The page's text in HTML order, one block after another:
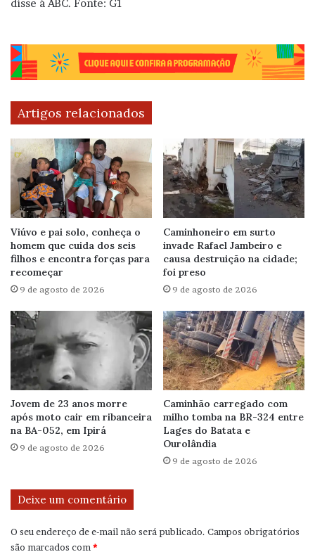
disse à ABC. Fonte: G1
Artigos relacionados
Viúvo e pai solo, conheça o
homem que cuida dos seis
filhos e encontra forças para
recomeçar
9 de agosto de 2026
Caminhoneiro em surto
invade Rafael Jambeiro e
causa destruição na cidade;
foi preso
9 de agosto de 2026
Jovem de 23 anos morre
após moto cair em ribanceira
na BA-052, em Ipirá
9 de agosto de 2026
Caminhão carregado com
milho tomba na BR-324 entre
Lages do Batata e
Ourolândia
9 de agosto de 2026
Deixe um comentário
O seu endereço de e-mail não será publicado. Campos obrigatórios
são marcados com*